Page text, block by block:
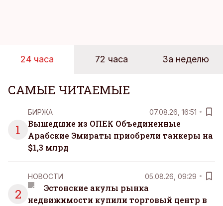
24 часа 72 часа За неделю
САМЫЕ ЧИТАЕМЫЕ
1
БИРЖА 07.08.26, 16:51
Вышедшие из ОПЕК Объединенные
Арабские Эмираты приобрели танкеры на
$1,3 млрд
2
НОВОСТИ 05.08.26, 09:29
Эстонские акулы рынка
недвижимости купили торговый центр в